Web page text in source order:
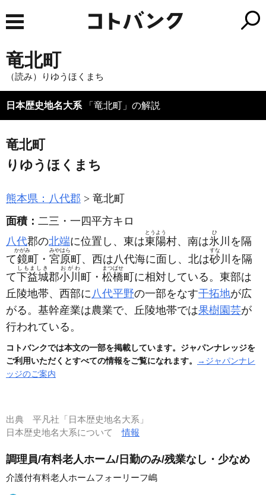
竜北町
（読み）りゆうほくまち
日本歴史地名大系 「竜北町」の解説
竜北町
りゆうほくまち
熊本県：八代郡
竜北町
面積： 二三・一四平方キロ
八代郡の北端に位置し、東は東陽
とうよう
村、南は氷
ひ
川を隔
て鏡
かがみ
町・ 宮原
みやはら
町、西は八代海に面し、北は砂
すな
川を隔
て下益城
しもましき
郡小川
おがわ
町・ 松橋
まつばせ
町に相対している。東部は
丘陵地帯、西部に八代平野の一部をなす干拓地が広
がる。基幹産業は農業で、丘陵地帯では果樹園芸が
行われている。
コトバンクでは本文の一部を掲載しています。ジャパンナレッジを
ご利用いただくとすべての情報をご覧になれます。
→ジャパンナレ
ッジのご案内
出典 平凡社「日本歴史地名大系」
日本歴史地名大系について情報
調理員/有料老人ホーム/日勤のみ/残業なし・少なめ
介護付有料老人ホームフォーリーフ嶋